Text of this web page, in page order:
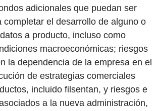
adicionales que puedan ser
completar el desarrollo de alguno o
a producto, incluso como
macroeconómicas; riesgos
la dependencia de la empresa en el
de estrategias comerciales
incluido filsentan, y riesgos e
a la nueva administración,